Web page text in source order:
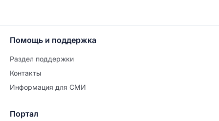
Помощь и поддержка
Раздел поддержки
Контакты
Информация для СМИ
Портал